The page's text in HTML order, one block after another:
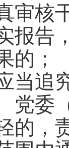
核干
报告
的；
追
（
的，